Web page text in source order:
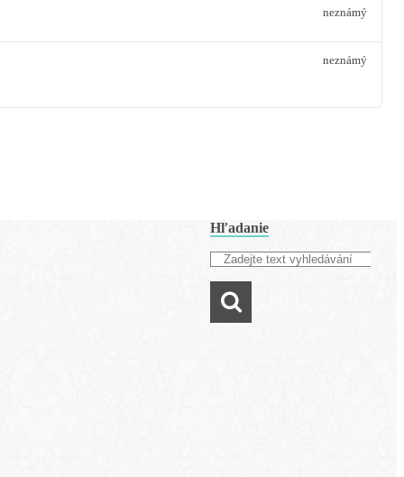
neznámý
neznámý
Hľadanie